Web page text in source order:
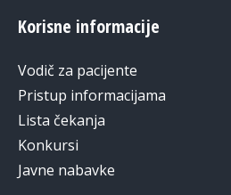
Korisne informacije
Vodič za pacijente
Pristup informacijama
Lista čekanja
Konkursi
Javne nabavke